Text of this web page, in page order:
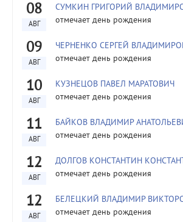
08
АВГ
СУМКИН ГРИГОРИЙ
отмечает день рождения
09
АВГ
ЧЕРНЕНКО СЕРГЕЙ
отмечает день рождения
10
АВГ
КУЗНЕЦОВ ПАВЕЛ МАРАТОВИЧ
отмечает день рождения
11
АВГ
БАЙКОВ ВЛАДИМИР
отмечает день рождения
12
АВГ
ДОЛГОВ КОНСТАНТИН
отмечает день рождения
12
АВГ
БЕЛЕЦКИЙ ВЛАДИМИР
отмечает день рождения